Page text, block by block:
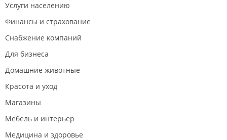
Услуги населению
Финансы и страхование
Снабжение компаний
Для бизнеса
Домашние животные
Красота и уход
Магазины
Мебель и интерьер
Медицина и здоровье